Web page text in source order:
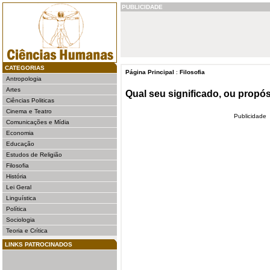
CATEGORIAS
Antropologia
Artes
Ciências Politicas
Cinema e Teatro
Comunicações e Mídia
Economia
Educação
Estudos de Religião
Filosofia
História
Lei Geral
Linguística
Política
Sociologia
Teoria e Crítica
LINKS PATROCINADOS
PUBLICIDADE
Página Principal : Filosofia
Qual seu significado, ou
Publicidade